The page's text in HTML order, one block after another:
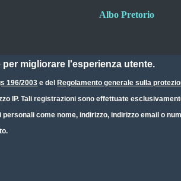
Albo Pretorio
migliorare l'esperienza utente.
196/2003 e del Regolamento generale sulla
IP. Tali registrazioni sono effettuate
come nome, indirizzo, indirizzo email o